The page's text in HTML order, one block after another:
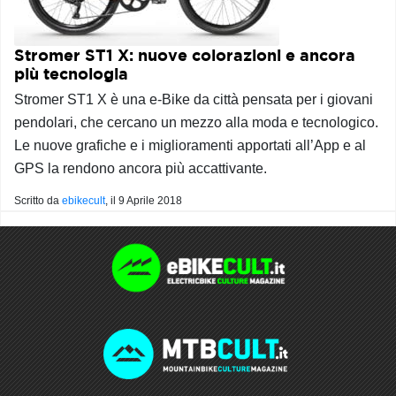
Stromer ST1 X: nuove colorazioni e ancora
più tecnologia
Stromer ST1 X è una e-Bike da città pensata per i giovani
pendolari, che cercano un mezzo alla moda e tecnologico.
Le nuove grafiche e i miglioramenti apportati all’App e al
GPS la rendono ancora più accattivante.
Scritto da ebikecult, il 9 Aprile 2018